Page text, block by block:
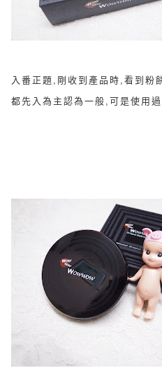
入番正題,剛收到產品時,看到粉
都先入為主認為一般,可是使用